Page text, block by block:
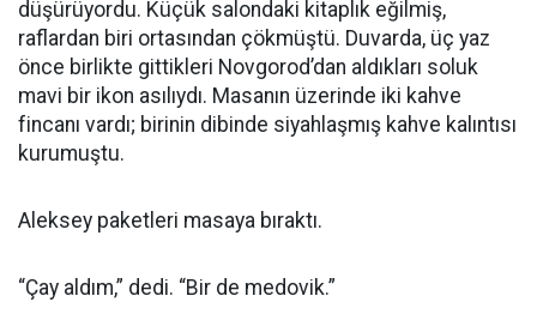
düşürüyordu. Küçük salondaki kitaplık eğilmiş,
raflardan biri ortasından çökmüştü. Duvarda, üç yaz
önce birlikte gittikleri Novgorod’dan aldıkları soluk
mavi bir ikon asılıydı. Masanın üzerinde iki kahve
fincanı vardı; birinin dibinde siyahlaşmış kahve kalıntısı
kurumuştu.
Aleksey paketleri masaya bıraktı.
“Çay aldım,” dedi. “Bir de medovik.”